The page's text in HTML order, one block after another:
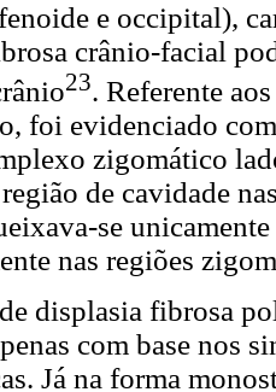
e occipital),
crânio-facial
23. Referente
foi evidenciado
zigomático
de cavidade
se
nas regiões
displasia fibrosa
com base nos
Já na forma